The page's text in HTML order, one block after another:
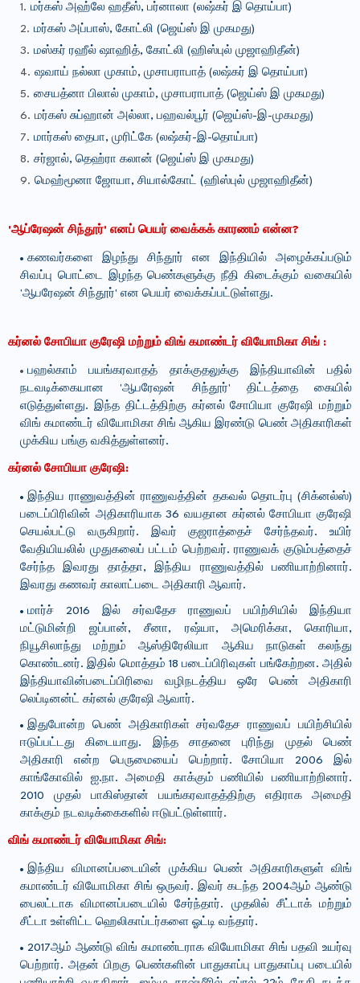
மர்கஸ் அஹ்லே ஹதீஸ், பர்னாலா (லஷ்கர் இ தொய்பா)
மர்கஸ் அப்பாஸ், கோட்லி (ஜெய்ஸ் இ முகமது)
மஸ்கர் ரஹீல் ஷாஹித், கோட்லி (ஹிஸ்புல் முஜாஹிதீன்)
ஷவாய் நல்லா முகாம், முசாபராபாத் (லஷ்கர் இ தொய்பா)
சையத்னா பிலால் முகாம், முசாபராபாத் (ஜெய்ஸ் இ முகமது)
மர்கஸ் சுப்ஹான் அல்லா, பஹவல்பூர் (ஜெய்ஸ்-இ-முகமது)
மார்கஸ் தைபா, முரிட்கே (லஷ்கர்-இ-தொய்பா)
சர்ஜால், தெஹ்ரா கலான் (ஜெய்ஸ் இ முகமது)
மெஹ்மூனா ஜோயா, சியால்கோட் (ஹிஸ்புல் முஜாஹிதீன்)
'ஆப்ரேஷன் சிந்தூர்' எனப் பெயர் வைக்கக் காரணம் என்ன?
கணவர்களை இழந்து சிந்தூர் என இந்தியில் அழைக்கப்படும்
சிவப்பு பொட்டை இழந்த பெண்களுக்கு நீதி கிடைக்கும் வகையில்
'ஆபரேஷன் சிந்தூர்' என பெயர் வைக்கப்பட்டுள்ளது.
கர்னல் சோபியா குரேஷி மற்றும் விங் கமாண்டர் வியோமிகா சிங் :
பஹல்காம் பயங்கரவாதத் தாக்குதலுக்கு இந்தியாவின் பதில்
நடவடிக்கையான 'ஆபரேஷன் சிந்தூர்' திட்டத்தை கையில்
எடுத்துள்ளது. இந்த திட்டத்திற்கு கர்னல் சோபியா குரேஷி மற்றும்
விங் கமாண்டர் வியோமிகா சிங் ஆகிய இரண்டு பெண் அதிகாரிகள்
முக்கிய பங்கு வகித்துள்ளனர்.
கர்னல் சோபியா குரேஷி:
இந்திய ராணுவத்தின் ராணுவத்தின் தகவல் தொடர்பு (சிக்னல்ஸ்)
படைப்பிரிவின் அதிகாரியாக 36 வயதான கர்னல் சோபியா குரேஷி
செயல்பட்டு வருகிறார். இவர் குஜராத்தைச் சேர்ந்தவர். உயிர்
வேதியியலில் முதுகலைப் பட்டம் பெற்றவர். ராணுவக் குடும்பத்தைச்
சேர்ந்த இவரது தாத்தா, இந்திய ராணுவத்தில் பணியாற்றினார்.
இவரது கணவர் காலாட்படை அதிகாரி ஆவார்.
மார்ச் 2016 இல் சர்வதேச ராணுவப் பயிற்சியில் இந்தியா
மட்டுமின்றி ஜப்பான், சீனா, ரஷ்யா, அமெரிக்கா, கொரியா,
நியூசிலாந்து மற்றும் ஆஸ்திரேலியா ஆகிய நாடுகள் கலந்து
கொண்டனர். இதில் மொத்தம் 18 படைப்பிரிவுகள் பங்கேற்றன. அதில்
இந்தியாவின்படைப்பிரிவை வழிநடத்திய ஒரே பெண் அதிகாரி
லெப்டினன்ட் கர்னல் குரேஷி ஆவார்.
இதுபோன்ற பெண் அதிகாரிகள் சர்வதேச ராணுவப் பயிற்சியில்
ஈடுப்பட்டது கிடையாது. இந்த சாதனை புரிந்து முதல் பெண்
அதிகாரி என்ற பெருமையைப் பெற்றார். சோபியா 2006 இல்
காங்கோவில் ஐ.நா. அமைதி காக்கும் பணியில் பணியாற்றினார்.
2010 முதல் பாகிஸ்தான் பயங்கரவாதத்திற்கு எதிராக அமைதி
காக்கும் நடவடிக்கைகளில் ஈடுபட்டுள்ளார்.
விங் கமாண்டர் வியோமிகா சிங்:
இந்திய விமானப்படையின் முக்கிய பெண் அதிகாரிகளுள் விங்
கமாண்டர் வியோமிகா சிங் ஒருவர். இவர் கடந்த 2004ஆம் ஆண்டு
பைலட்டாக விமானப்படையில் சேர்ந்தார். முதலில் சீட்டாக் மற்றும்
சீட்டா உள்ளிட்ட ஹெலிகாப்டர்களை ஓட்டி வந்தார்.
2017ஆம் ஆண்டு விங் கமாண்டராக வியோமிகா சிங் பதவி உயர்வு
பெற்றார். அதன் பிறகு பெண்களின் பாதுகாப்பு பாதுகாப்பு படையில்